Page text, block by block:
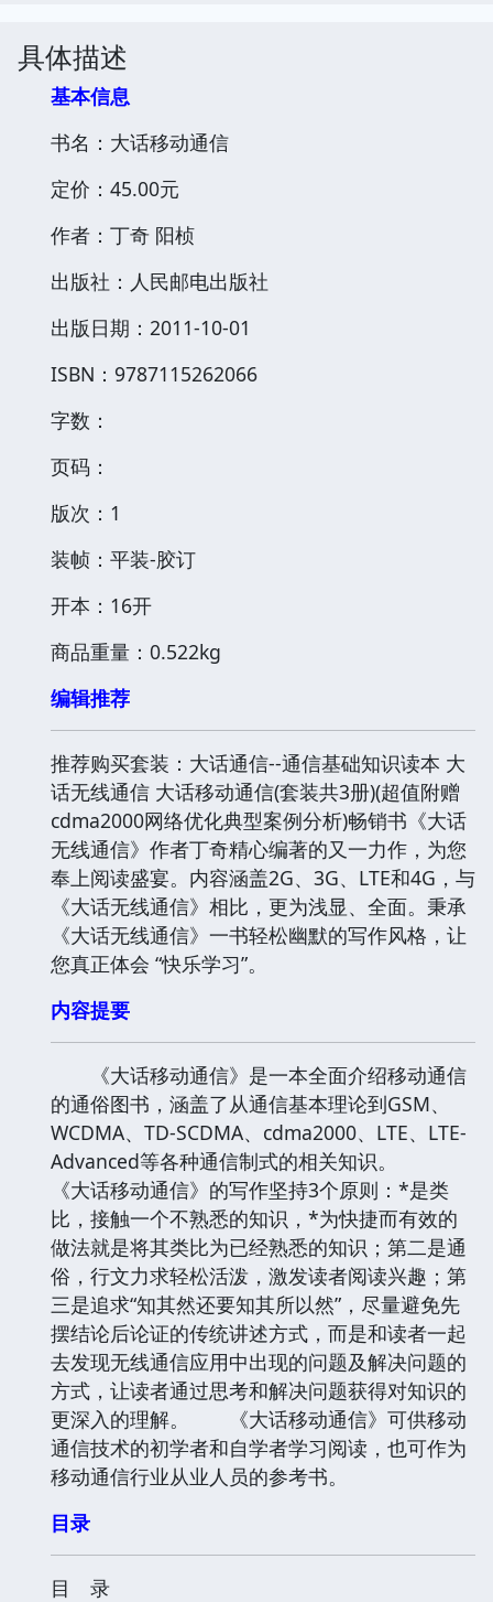
具体描述
基本信息
书名：大话移动通信
定价：45.00元
作者：丁奇 阳桢
出版社：人民邮电出版社
出版日期：2011-10-01
ISBN：9787115262066
字数：
页码：
版次：1
装帧：平装-胶订
开本：16开
商品重量：0.522kg
编辑推荐
推荐购买套装：大话通信--通信基础知识读本 大
话无线通信 大话移动通信(套装共3册)(超值附赠
cdma2000网络优化典型案例分析)畅销书《大话
无线通信》作者丁奇精心编著的又一力作，为您
奉上阅读盛宴。内容涵盖2G、3G、LTE和4G，与
《大话无线通信》相比，更为浅显、全面。秉承
《大话无线通信》一书轻松幽默的写作风格，让
您真正体会 “快乐学习”。
内容提要
《大话移动通信》是一本全面介绍移动通信
的通俗图书，涵盖了从通信基本理论到GSM、
WCDMA、TD-SCDMA、cdma2000、LTE、LTE-
Advanced等各种通信制式的相关知识。
《大话移动通信》的写作坚持3个原则：*是类
比，接触一个不熟悉的知识，*为快捷而有效的
做法就是将其类比为已经熟悉的知识；第二是通
俗，行文力求轻松活泼，激发读者阅读兴趣；第
三是追求“知其然还要知其所以然”，尽量避免先
摆结论后论证的传统讲述方式，而是和读者一起
去发现无线通信应用中出现的问题及解决问题的
方式，让读者通过思考和解决问题获得对知识的
更深入的理解。 《大话移动通信》可供移动
通信技术的初学者和自学者学习阅读，也可作为
移动通信行业从业人员的参考书。
目录
目 录